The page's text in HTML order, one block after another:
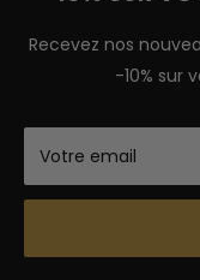
Recevez nos
-10% sur
Votre email